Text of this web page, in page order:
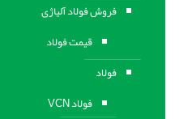
فروش فولاد آلیاژی
قیمت فولاد
فولاد
فولاد VCN